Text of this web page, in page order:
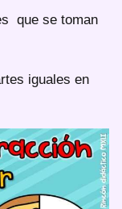
que se toman
iguales en